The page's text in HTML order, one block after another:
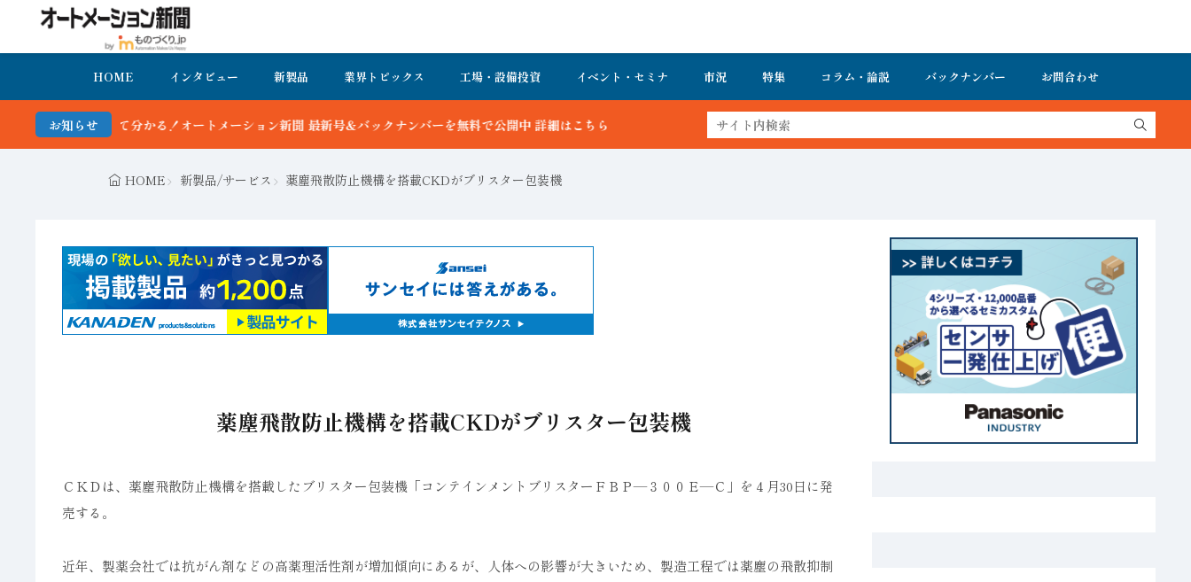
HOME インタビュー 新製品 業界トピックス 工場・設備投資 イベント・セミナ 市況 特集 コラム・論説 バックナンバー お問合わせ
お知らせ
メーション新聞 最新号＆バックナンバーを無料で公開中 詳細はこちら
HOME 新製品/サービス 薬塵飛散防止機構を搭載CKDがブリスター包装機
薬塵飛散防止機構を搭載CKDがブリスター包装機
ＣＫＤは、薬塵飛散防止機構を搭載したブリスター包装機「コンテインメントブリスターＦＢＰ―３００Ｅ―Ｃ」を４月30日に発
売する。
近年、製薬会社では抗がん剤などの高薬理活性剤が増加傾向にあるが、人体への影響が大きいため、製造工程では薬塵の飛散抑制